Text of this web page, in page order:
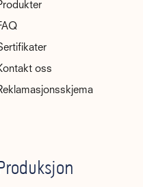
oss
Produksjon